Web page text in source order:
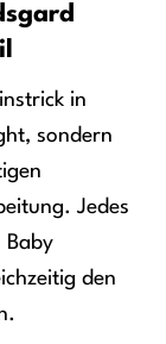
in
sondern
Jedes
Baby
den